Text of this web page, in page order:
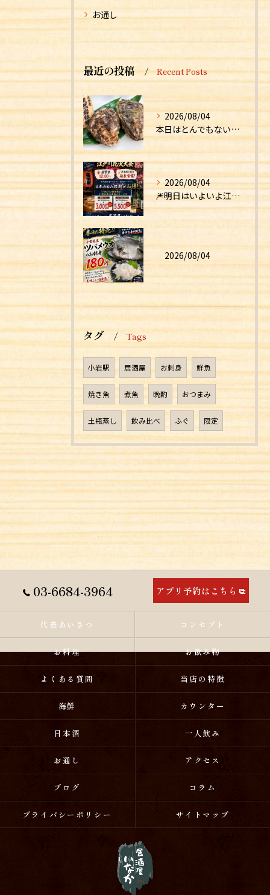
お通し
最近の投稿 Recent Posts
2026/08/04
本日はとんでもない食材が入荷しました！！
2026/08/04
🎆明日はいよいよ江戸川花火大会！🎆
2026/08/04
タグ Tags
小岩駅 居酒屋 お刺身 鮮魚
焼き魚 煮魚 晩酌 おつまみ
土瓶蒸し 飲み比べ ふぐ 限定
03-6684-3964 アプリ予約はこちら
代表あいさつ コンセプト
お料理 お飲み物
よくある質問 当店の特徴
海鮮 カウンター
日本酒 一人飲み
お通し アクセス
ブログ コラム
プライバシーポリシー サイトマップ